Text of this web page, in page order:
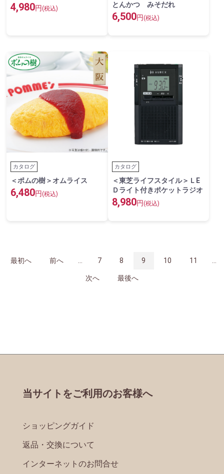
4,980円 (税込)
とんかつ みそだれ
6,500円 (税込)
カタログ
＜ポムの樹＞オムライス
6,480円 (税込)
カタログ
＜東芝ライフスタイル＞ＬE
Ｄライト付きポケットラジオ
8,980円 (税込)
最初へ 前へ ... 7 8 9 10 11 ...
次へ 最後へ
当サイトをご利用のお客様へ
ショッピングガイド
返品・交換について
インターネットのお問合せ